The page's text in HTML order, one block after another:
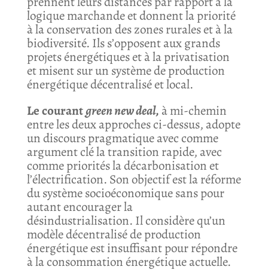
logique marchande et donnent la priorité
à la conservation des zones rurales et à la
biodiversité. Ils s’opposent aux grands
projets énergétiques et à la privatisation
et misent sur un système de production
énergétique décentralisé et local.
Le courantgreen new deal, à mi-chemin
entre les deux approches ci-dessus, adopte
un discours pragmatique avec comme
argument clé la transition rapide, avec
comme priorités la décarbonisation et
l’électrification. Son objectif est la réforme
du système socioéconomique sans pour
autant encourager la
désindustrialisation. Il considère qu’un
modèle décentralisé de production
énergétique est insuffisant pour répondre
à la consommation énergétique actuelle.